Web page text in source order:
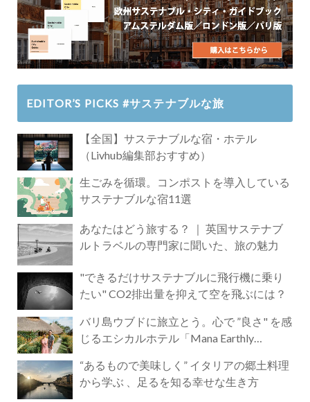
EDITOR’S PICKS #サステナブルな旅
【全国】サステナブルな宿・ホテル
（Livhub編集部おすすめ）
生ごみを循環。コンポストを導入している
サステナブルな宿11選
あなたはどう旅する？ ｜ 英国サステナブ
ルトラベルの専門家に聞いた、旅の魅力
"できるだけサステナブルに飛行機に乗り
たい" CO2排出量を抑えて空を飛ぶには？
バリ島ウブドに旅立とう。心で ”良さ" を感
じるエシカルホテル「Mana Earthly
“あるもので美味しく” イタリアの郷土料理
から学ぶ 、足るを知る幸せな生き方